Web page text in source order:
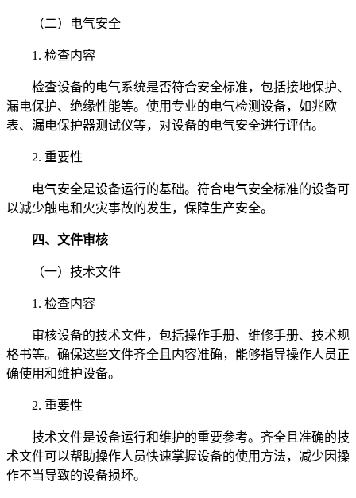
（二）电气安全
1. 检查内容
检查设备的电气系统是否符合安全标准，包括接地保护、
漏电保护、绝缘性能等。使用专业的电气检测设备，如兆欧
表、漏电保护器测试仪等，对设备的电气安全进行评估。
2. 重要性
电气安全是设备运行的基础。符合电气安全标准的设备可
以减少触电和火灾事故的发生，保障生产安全。
四、文件审核
（一）技术文件
1. 检查内容
审核设备的技术文件，包括操作手册、维修手册、技术规
格书等。确保这些文件齐全且内容准确，能够指导操作人员正
确使用和维护设备。
2. 重要性
技术文件是设备运行和维护的重要参考。齐全且准确的技
术文件可以帮助操作人员快速掌握设备的使用方法，减少因操
作不当导致的设备损坏。